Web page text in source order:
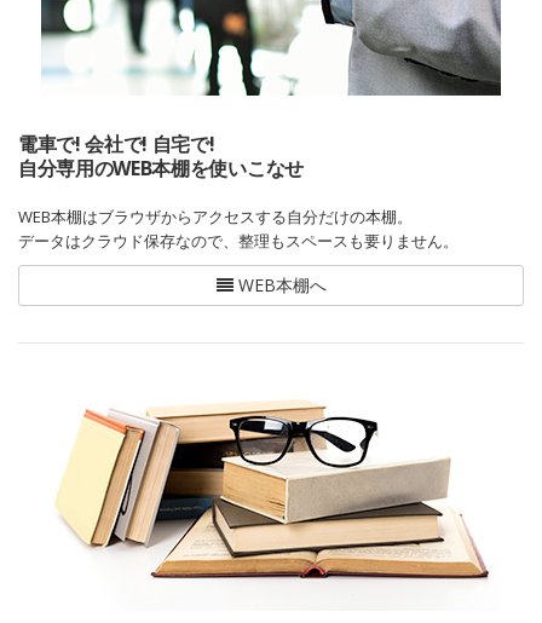
電車で! 会社で! 自宅で!
自分専用のWEB本棚を使いこなせ
WEB本棚はブラウザからアクセスする自分だけの本棚。
データはクラウド保存なので、整理もスペースも要りません。
WEB本棚へ